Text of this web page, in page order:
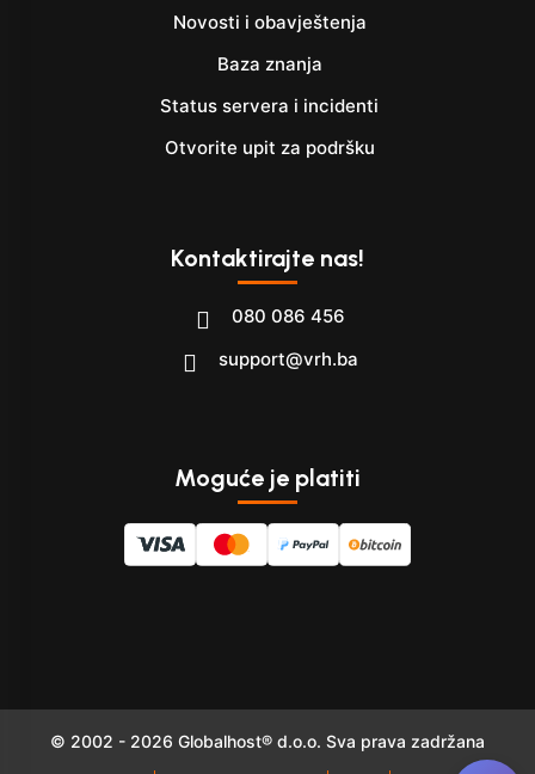
Novosti i obavještenja
Baza znanja
Status servera i incidenti
Otvorite upit za podršku
Kontaktirajte nas!
080 086 456
support@vrh.ba
Moguće je platiti
© 2002 - 2026 Globalhost® d.o.o. Sva prava zadržana